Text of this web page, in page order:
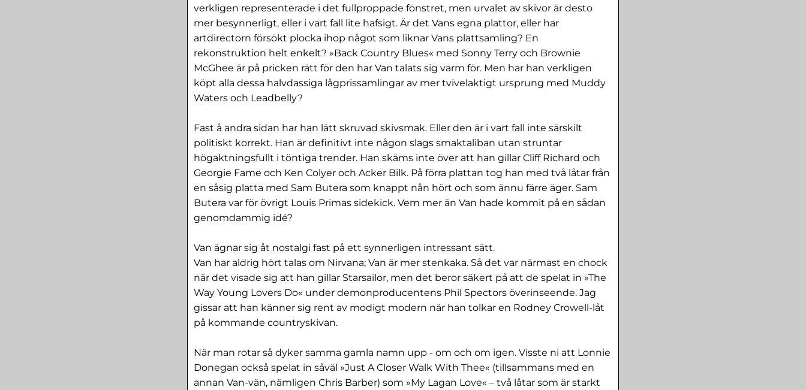
verkligen representerade i det fullproppade fönstret, men urvalet av skivor är desto
mer besynnerligt, eller i vart fall lite hafsigt. Är det Vans egna plattor, eller har
artdirectorn försökt plocka ihop något som liknar Vans plattsamling? En
rekonstruktion helt enkelt? »Back Country Blues« med Sonny Terry och Brownie
McGhee är på pricken rätt för den har Van talats sig varm för. Men har han verkligen
köpt alla dessa halvdassiga lågprissamlingar av mer tvivelaktigt ursprung med Muddy
Waters och Leadbelly?
Fast å andra sidan har han lätt skruvad skivsmak. Eller den är i vart fall inte särskilt
politiskt korrekt. Han är definitivt inte någon slags smaktaliban utan struntar
högaktningsfullt i töntiga trender. Han skäms inte över att han gillar Cliff Richard och
Georgie Fame och Ken Colyer och Acker Bilk. På förra plattan tog han med två låtar från
en såsig platta med Sam Butera som knappt nån hört och som ännu färre äger. Sam
Butera var för övrigt Louis Primas sidekick. Vem mer än Van hade kommit på en sådan
genomdammig idé?
Van ägnar sig åt nostalgi fast på ett synnerligen intressant sätt.
Van har aldrig hört talas om Nirvana; Van är mer stenkaka. Så det var närmast en chock
när det visade sig att han gillar Starsailor, men det beror säkert på att de spelat in »The
Way Young Lovers Do« under demonproducentens Phil Spectors överinseende. Jag
gissar att han känner sig rent av modigt modern när han tolkar en Rodney Crowell-låt
på kommande countryskivan.
När man rotar så dyker samma gamla namn upp - om och om igen. Visste ni att Lonnie
Donegan också spelat in såväl »Just A Closer Walk With Thee« (tillsammans med en
annan Van-vän, nämligen Chris Barber) som »My Lagan Love« – två låtar som är starkt